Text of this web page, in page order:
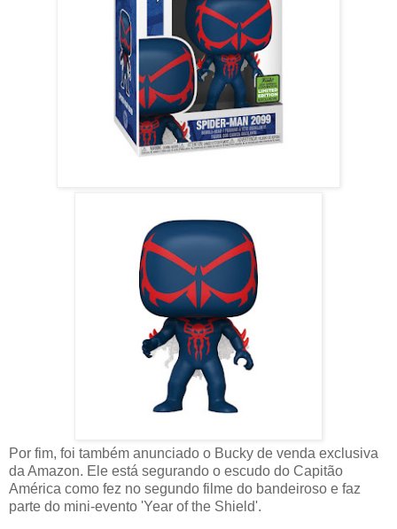
Por fim, foi também anunciado o Bucky de venda exclusiva
da Amazon. Ele está segurando o escudo do Capitão
América como fez no segundo filme do bandeiroso e faz
parte do mini-evento 'Year of the Shield'.